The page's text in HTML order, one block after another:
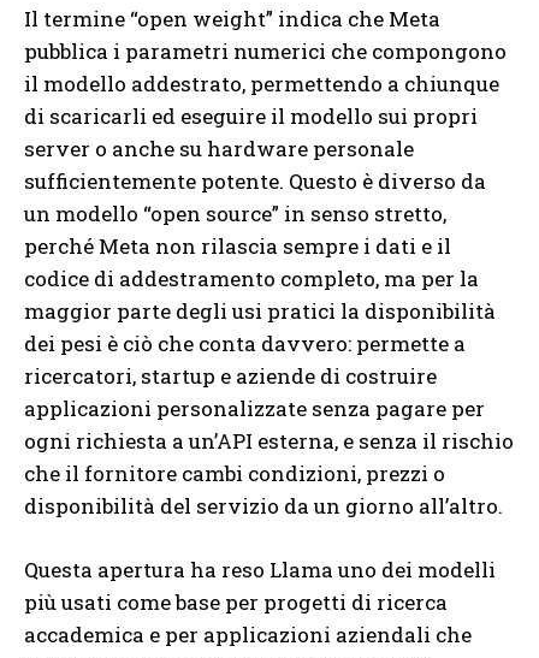
Il termine “open weight” indica che Meta
pubblica i parametri numerici che compongono
il modello addestrato, permettendo a chiunque
di scaricarli ed eseguire il modello sui propri
server o anche su hardware personale
sufficientemente potente. Questo è diverso da
un modello “open source” in senso stretto,
perché Meta non rilascia sempre i dati e il
codice di addestramento completo, ma per la
maggior parte degli usi pratici la disponibilità
dei pesi è ciò che conta davvero: permette a
ricercatori, startup e aziende di costruire
applicazioni personalizzate senza pagare per
ogni richiesta a un’API esterna, e senza il rischio
che il fornitore cambi condizioni, prezzi o
disponibilità del servizio da un giorno all’altro.
Questa apertura ha reso Llama uno dei modelli
più usati come base per progetti di ricerca
accademica e per applicazioni aziendali che